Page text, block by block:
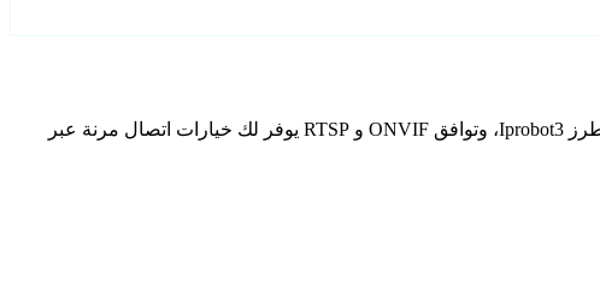
قم بتكوين Iprobot3 كاميرات IP الخاصة بك باستخدام Agent DVR. يتضمن برنامج المراقبة المجاني الخاص بنا معالج إعداد مخصص لطرز Iprobot3، وتوافق ONVIF و RTSP يوفر لك خيارات اتصال مرنة عبر